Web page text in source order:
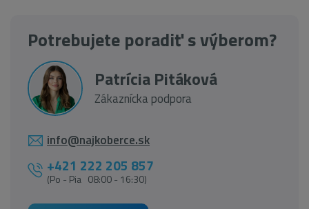
Potrebujete poradiť s výberom?
Patrícia Pitáková
Zákaznícka podpora
info@najkoberce.sk
+421 222 205 857
(Po - Pia 08:00 - 16:30)